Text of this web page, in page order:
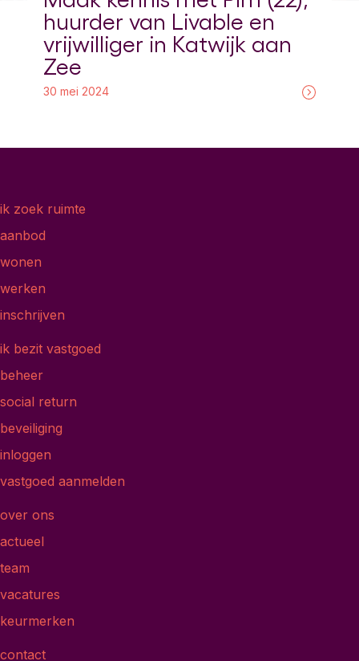
huurder van Livable en
vrijwilliger in Katwijk aan
Zee
30 mei 2024
ik zoek ruimte
aanbod
wonen
werken
inschrijven
ik bezit vastgoed
beheer
social return
beveiliging
inloggen
vastgoed aanmelden
over ons
actueel
team
vacatures
keurmerken
contact